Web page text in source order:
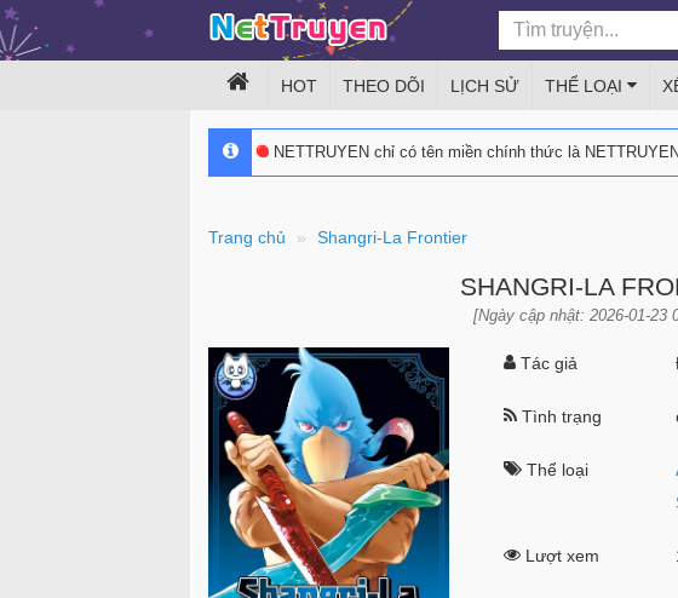
HOT THEO DÕI LỊCH SỬ THỂ LOẠI
NETTRUYEN chỉ có tên miền chính thức là
Trang chủ Shangri-La Frontier
SHANGRI-LA
[Ngày cập nhật: 2026-01-23
Tác giả
Tình trạng
Thể loại
Lượt xem